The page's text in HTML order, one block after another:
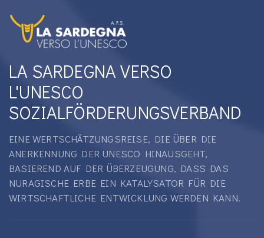
LA SARDEGNA VERSO
L'UNESCO
SOZIALFÖRDERUNGSVERBAND
EINE WERTSCHÄTZUNGSREISE, DIE ÜBER DIE
ANERKENNUNG DER UNESCO HINAUSGEHT,
BASIEREND AUF DER ÜBERZEUGUNG, DASS DAS
NURAGISCHE ERBE EIN KATALYSATOR FÜR DIE
WIRTSCHAFTLICHE ENTWICKLUNG WERDEN KANN.